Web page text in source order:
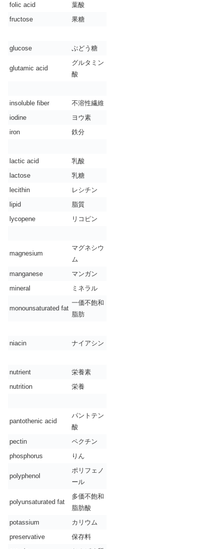
folic acid
葉酸
fructose
果糖
glucose ぶどう糖
glutamic acid
グルタミン
酸
insoluble fiber
不溶性繊維
iodine
ヨウ素
iron
鉄分
lactic acid
乳酸
lactose
乳糖
lecithin
レシチン
lipid
脂質
lycopene
リコピン
magnesium
マグネシウ
ム
manganese
マンガン
mineral
ミネラル
monounsaturated fat
一価不飽和
脂肪
niacin ナイアシン
nutrient
栄養素
nutrition
栄養
pantothenic acid
パントテン
酸
pectin
ペクチン
phosphorus
りん
polyphenol
ポリフェノ
ール
polyunsaturated fat
多価不飽和
脂肪酸
potassium
カリウム
preservative
保存料